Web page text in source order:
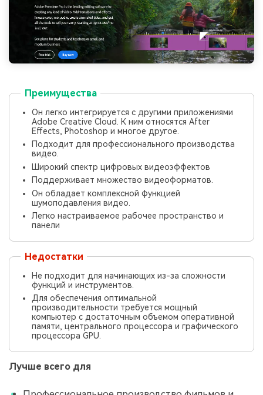
Преимущества
Он легко интегрируется с другими приложениями
Adobe Creative Cloud. К ним относятся After
Effects, Photoshop и многое другое.
Подходит для профессионального производства
видео.
Широкий спектр цифровых видеоэффектов
Поддерживает множество видеоформатов.
Он обладает комплексной функцией
шумоподавления видео.
Легко настраиваемое рабочее пространство и
панели
Недостатки
Не подходит для начинающих из-за сложности
функций и инструментов.
Для обеспечения оптимальной
производительности требуется мощный
компьютер с достаточным объемом оперативной
памяти, центрального процессора и графического
процессора GPU.
Лучше всего для